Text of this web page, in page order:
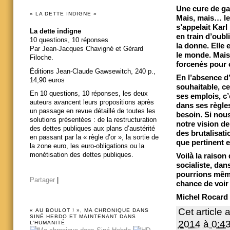
Une cure de
Mais, mais…
s’appelait
en train
la donne. Elle
le monde.
forcenés pour
En l’absence
souhaitable,
ses emplois,
dans ses
besoin. Si
notre vision
des
que pertinent
Voilà la raison
socialiste,
pourrions
chance de voir
Michel Rocard
Cet article
2014 à
« LA DETTE INDIGNE »
La dette indigne
10 questions, 10 réponses
Par Jean-Jacques Chavigné et Gérard
Filoche.
Éditions Jean-Claude Gawsewitch, 240 p.,
14,90 euros
En 10 questions, 10 réponses, les deux
auteurs avancent leurs propositions après
un passage en revue détaillé de toutes les
solutions présentées : de la restructuration
des dettes publiques aux plans d’austérité
en passant par la « règle d’or », la sortie de
la zone euro, les euro-obligations ou la
monétisation des dettes publiques.
Partager
« AU BOULOT ! », MA CHRONIQUE DANS
SINÉ HEBDO ET MAINTENANT DANS
L’HUMANITÉ